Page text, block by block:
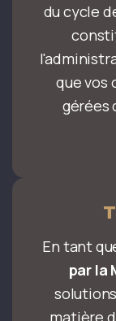
du cycle
que vos
gérées
En tant
par la
matière